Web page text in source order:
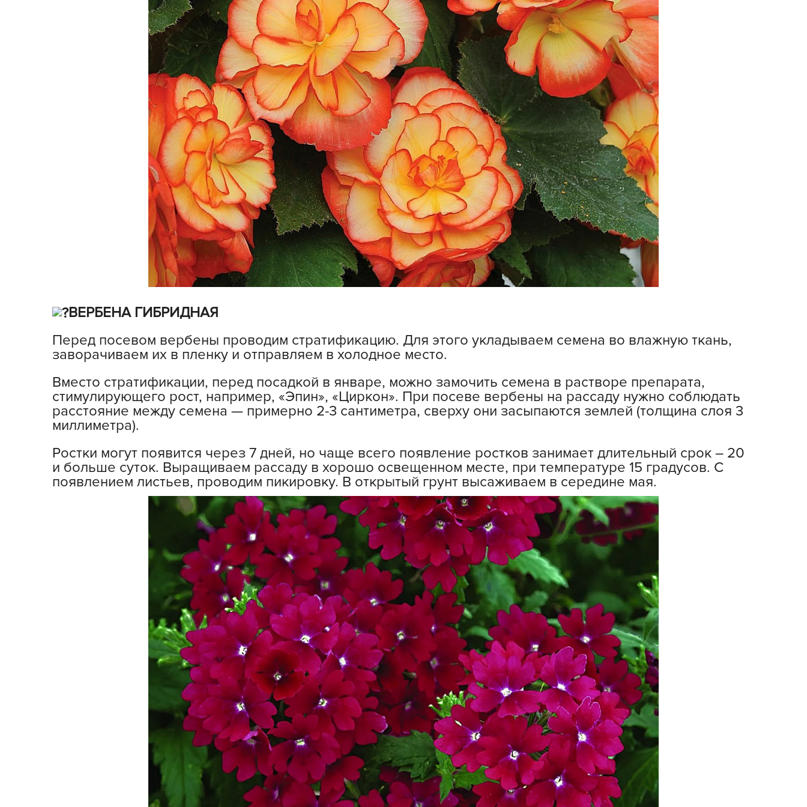
Посадочный материал
Садовый инвентарь и
Средства для септиков,
туалетов, компостов,
Средства от бытовых и
летающих насекомых,
Хозяйственные товары
Lechuza
List'OK
LISTOK
MAROLEX
Nika
Palisad
Rehau
Robin Green
Rubit
Santino
Terra Vita
TORNADICA
TUT BIO
VALBRENTA CHEMICALS
Агробиотехнология
АгроСпан
АГРОУСПЕХ
АГРОЭЛИТА
АЭЛИТА
байкал
Банные штучки
БашИнком
Биокомплекс
БиоМастер
БиоМастер.
БИОТЕХНОЛОГИИ
БИОТЕХСОЮЗ
Буйские удобрения
ВАШЕ ХОЗЯЙСТВО
Ваше хозяйство ВХ
Великий воин
ГАВРИШ
Гарант
ГЕРА
ГРИН БЭЛТ
Гринкипер
ВЕРБЕНА ГИБРИДНАЯ
Перед посевом вербены проводим стратификацию. Для этого укладываем семена во влажную ткань,
заворачиваем их в пленку и отправляем в холодное место.
Вместо стратификации, перед посадкой в январе, можно замочить семена в растворе препарата,
стимулирующего рост, например, «Эпин», «Циркон». При посеве вербены на рассаду нужно соблюдать
расстояние между семена — примерно 2-3 сантиметра, сверху они засыпаются землей (толщина слоя 3
миллиметра).
Ростки могут появится через 7 дней, но чаще всего появление ростков занимает длительный срок – 20
и больше суток. Выращиваем рассаду в хорошо освещенном месте, при температуре 15 градусов. С
появлением листьев, проводим пикировку. В открытый грунт высаживаем в середине мая.